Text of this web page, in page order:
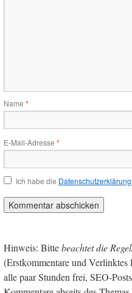
Name *
E-Mail-Adresse *
Ich habe die Datenschutzerklärung
Hinweis: Bittebeachtet die
(Erstkommentare und
alle paar Stunden frei, SEO-